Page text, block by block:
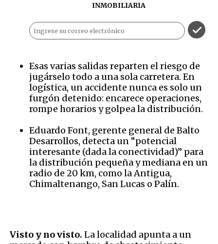
INMOBILIARIA
Esas varias salidas reparten el riesgo de
jugárselo todo a una sola carretera. En
logística, un accidente nunca es solo un
furgón detenido: encarece operaciones,
rompe horarios y golpea la distribución.
Eduardo Font, gerente general de Balto
Desarrollos, detecta un “potencial
interesante (dada la conectividad)” para
la distribución pequeña y mediana en un
radio de 20 km, como la Antigua,
Chimaltenango, San Lucas o Palín.
Visto y no visto. La localidad apunta a un